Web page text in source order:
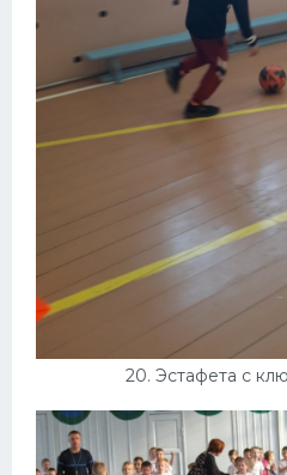
20. Эстафета с